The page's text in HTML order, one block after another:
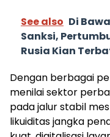
See also Di
Sanksi,
Rusia Kian
Dengan berbagai
menilai sektor
pada jalur stabil
likuiditas jangka